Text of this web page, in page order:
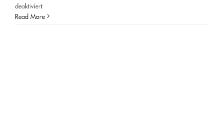
deaktiviertfür
Padel
Tennis
Read More